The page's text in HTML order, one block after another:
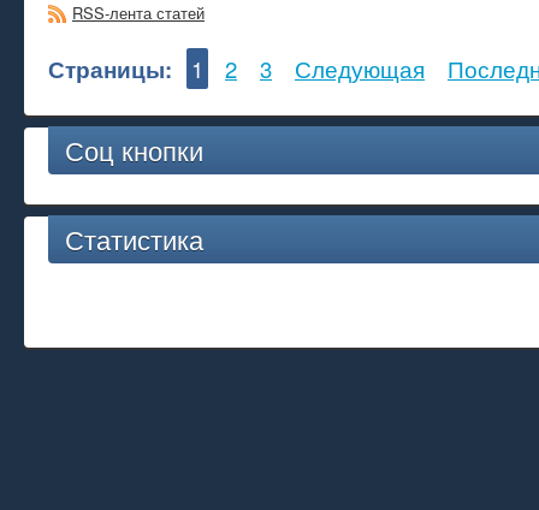
RSS-лента статей
Страницы: 1 2 3 Следующая
Соц кнопки
Статистика